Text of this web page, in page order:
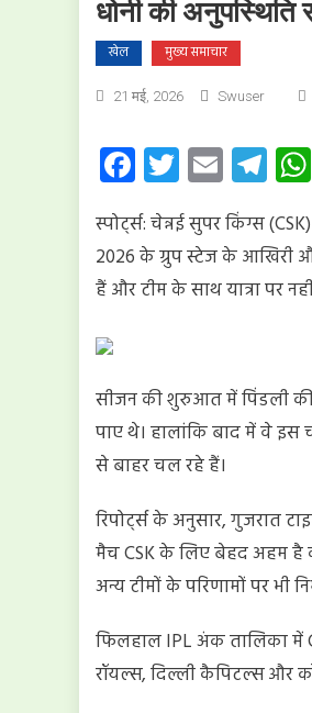
धोनी की
खेल मुख्य समाचार
21 मई, 2026 Swuser
Facebook
Twitter
Email
स्पोर्ट्स: चेन्नई सुपर किंग्स
2026 के ग्रुप स्टेज के आखिरी
हैं और टीम के साथ यात्रा पर
सीजन की शुरुआत में पिंडली
पाए थे। हालांकि बाद में वे
से बाहर चल रहे हैं।
रिपोर्ट्स के अनुसार, गुजरात
मैच CSK के लिए बेहद अहम है
अन्य टीमों के परिणामों पर भी
फिलहाल IPL अंक तालिका में
रॉयल्स, दिल्ली कैपिटल्स और